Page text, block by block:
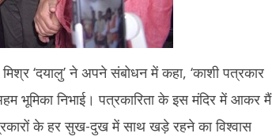
‘दयालु’ ने अपने संबोधन में कहा, ‘काशी पत्रकार
भूमिका निभाई। पत्रकारिता के इस मंदिर में आकर मैं
के हर सुख-दुख में साथ खड़े रहने का विश्वास